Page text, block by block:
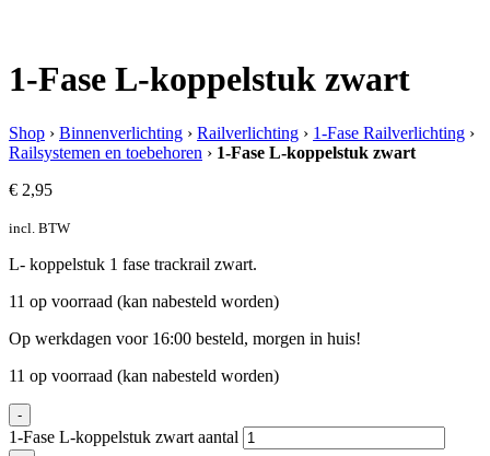
1-Fase L-koppelstuk zwart
Shop › Binnenverlichting › Railverlichting › 1-Fase Railverlichting ›
Railsystemen en toebehoren › 1-Fase L-koppelstuk zwart
€ 2,95
incl. BTW
L- koppelstuk 1 fase trackrail zwart.
11 op voorraad (kan nabesteld worden)
Op werkdagen voor 16:00 besteld, morgen in huis!
11 op voorraad (kan nabesteld worden)
-
1-Fase L-koppelstuk zwart aantal